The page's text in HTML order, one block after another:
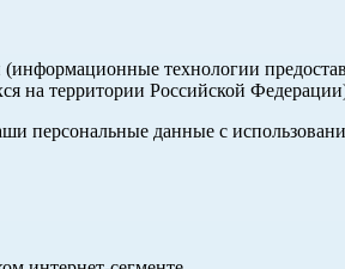
технологии
на территории Российской
персональные данные с